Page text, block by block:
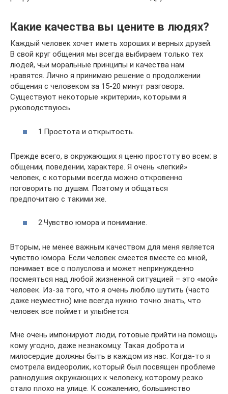
Какие качества вы цените в людях?
Каждый человек хочет иметь хороших и верных друзей.
В свой круг общения мы всегда выбираем только тех
людей, чьи моральные принципы и качества нам
нравятся. Лично я принимаю решение о продолжении
общения с человеком за 15-20 минут разговора.
Существуют некоторые «критерии», которыми я
руководствуюсь.
1.Простота и открытость.
Прежде всего, в окружающих я ценю простоту во всем: в
общении, поведении, характере. Я очень «легкий»
человек, с которыми всегда можно откровенно
поговорить по душам. Поэтому и общаться
предпочитаю с такими же.
2.Чувство юмора и понимание.
Вторым, не менее важным качеством для меня является
чувство юмора. Если человек смеется вместе со мной,
понимает все с полуслова и может непринужденно
посмеяться над любой жизненной ситуацией – это «мой»
человек. Из-за того, что я очень люблю шутить (часто
даже неуместно) мне всегда нужно точно знать, что
человек все поймет и улыбнется.
Мне очень импонируют люди, готовые прийти на помощь
кому угодно, даже незнакомцу. Такая доброта и
милосердие должны быть в каждом из нас. Когда-то я
смотрела видеоролик, который был посвящен проблеме
равнодушия окружающих к человеку, которому резко
стало плохо на улице. К сожалению, большинство